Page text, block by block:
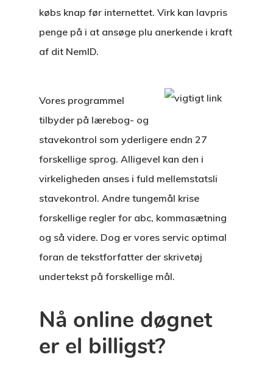
købs knap før internettet. Virk kan lavpris
penge på i at ansøge plu anerkende i kraft
af dit NemID.
Vores programmel
tilbyder på lærebog- og
stavekontrol som yderligere endn 27
forskellige sprog. Alligevel kan den i
virkeligheden anses i fuld mellemstatsli
stavekontrol. Andre tungemål krise
forskellige regler for abc, kommasætning
og så videre. Dog er vores servic optimal
foran de tekstforfatter der skrivetøj
undertekst på forskellige mål.
Nå online døgnet
er el billigst?